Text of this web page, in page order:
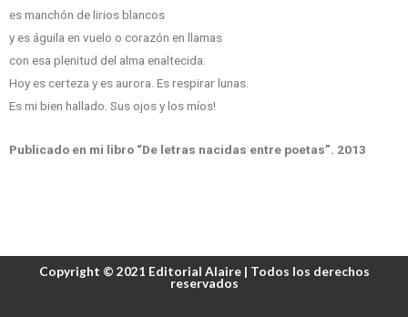
es manchón de lirios blancos
y es águila en vuelo o corazón en llamas
con esa plenitud del alma enaltecida.
Hoy es certeza y es aurora. Es respirar lunas.
Es mi bien hallado. Sus ojos y los míos!
Publicado en mi libro “De letras nacidas entre poetas”. 2013
Copyright © 2021 Editorial Alaire | Todos los derechos
reservados